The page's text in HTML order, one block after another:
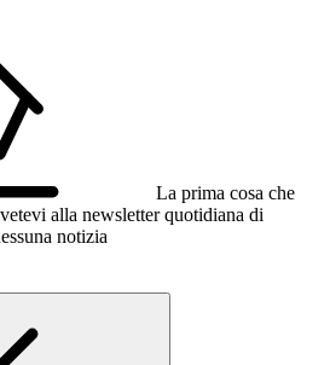
La prima cosa che
alla newsletter quotidiana di
notizia